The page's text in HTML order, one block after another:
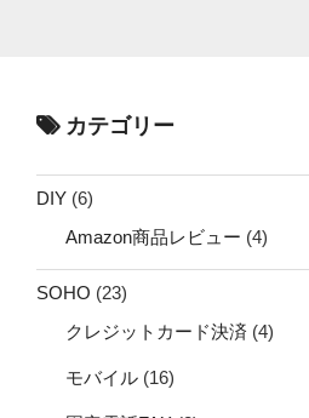
カテゴリー
DIY (6)
Amazon商品レビュー (4)
SOHO (23)
クレジットカード決済 (4)
モバイル (16)